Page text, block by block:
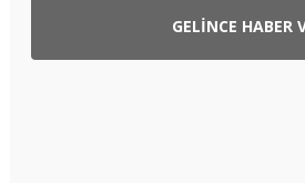
GELİNCE HABER